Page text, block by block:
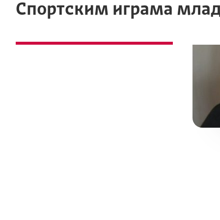
Спортским играма